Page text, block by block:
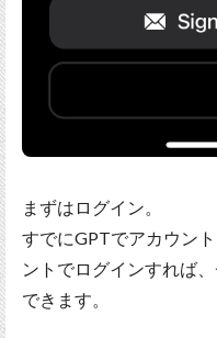
まずはログイン。
すでにGPTでアカウン
ントでログインすれば
できます。